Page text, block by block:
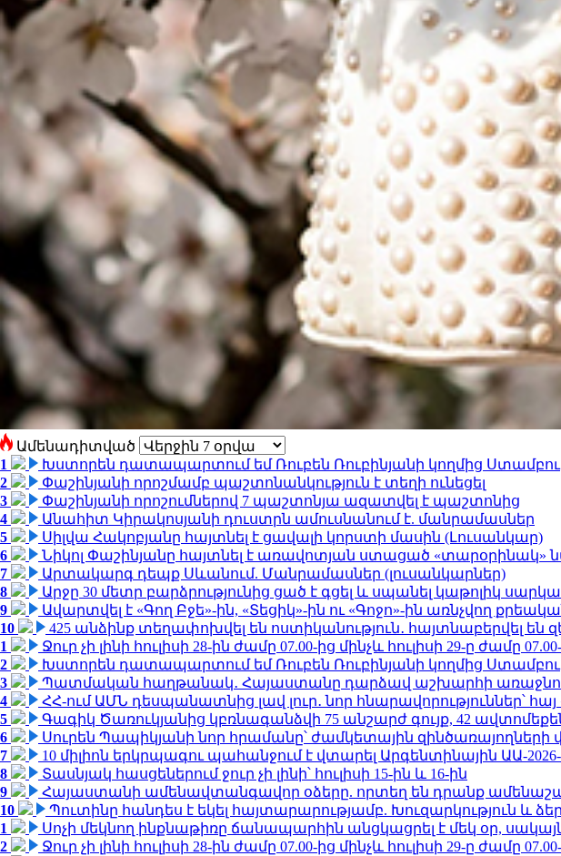
Ամենադիտված
1
Խստորեն դատապարտում եմ Ռուբեն Ռուբինյանի կողմից
2
Փաշինյանի որոշմամբ պաշտոնանկություն է տեղի ունեցել
3
Փաշինյանի որոշումներով 7 պաշտոնյա ազատվել է պաշտոնից
4
Անահիտ Կիրակոսյանի դուստրն ամուսնանում է. մանրամասներ
5
Սիլվա Հակոբյանը հայտնել է ցավալի կորստի մասին (Լուսանկար)
6
Նիկոլ Փաշինյանը հայտնել է առավոտյան ստացած «տարօրինակ»
7
Արտակարգ դեպք Սևանում. Մանրամասներ (լուսանկարներ)
8
Արջը 30 մետր բարձրությունից ցած է գցել և սպանել կաթոլիկ
9
Ավարտվել է «Գող Բջե»-ին, «Տեցիկ»-ին ու «Գոջո»-ին առնչվող
10
425 անձինք տեղափոխվել են ոստիկանություն․ հայտնաբերվել
1
Ջուր չի լինի հուլիսի 28-ին ժամը 07.00-ից մինչև հուլիսի 29-ը ժամը
2
Խստորեն դատապարտում եմ Ռուբեն Ռուբինյանի կողմից
3
Պատմական հաղթանակ․ Հայաստանը դարձավ աշխարհի
4
ՀՀ-ում ԱՄՆ դեսպանատնից լավ լուր․ նոր հնարավորություններ՝
5
Գագիկ Ծառուկյանից կբռնագանձվի 75 անշարժ գույք, 42
6
Սուրեն Պապիկյանի նոր հրամանը՝ ժամկետային զինծառայողների
7
10 միլիոն երկրպագու պահանջում է վտարել Արգենտինային ԱԱ-
8
Տասնյակ հասցեներում ջուր չի լինի՝ հուլիսի 15-ին և 16-ին
9
Հայաստանի ամենավտանգավոր օձերը. որտեղ են դրանք
10
Պուտինը հանդես է եկել հայտարարությամբ. Խուզարկություն և
1
Սոչի մեկնող ինքնաթիռը ճանապարհին անցկացրել է մեկ օր,
2
Ջուր չի լինի հուլիսի 28-ին ժամը 07.00-ից մինչև հուլիսի 29-ը ժամը